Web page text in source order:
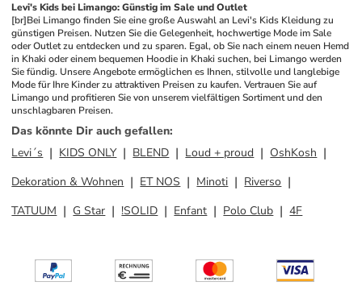
Levi's Kids bei Limango: Günstig im Sale und Outlet
[br]Bei Limango finden Sie eine große Auswahl an Levi's Kids Kleidung zu
günstigen Preisen. Nutzen Sie die Gelegenheit, hochwertige Mode im Sale
oder Outlet zu entdecken und zu sparen. Egal, ob Sie nach einem neuen Hemd
in Khaki oder einem bequemen Hoodie in Khaki suchen, bei Limango werden
Sie fündig. Unsere Angebote ermöglichen es Ihnen, stilvolle und langlebige
Mode für Ihre Kinder zu attraktiven Preisen zu kaufen. Vertrauen Sie auf
Limango und profitieren Sie von unserem vielfältigen Sortiment und den
unschlagbaren Preisen.
Das könnte Dir auch gefallen:
Levi´s
KIDS ONLY BLEND Loud + proud
OshKosh
Dekoration & Wohnen
ET NOS Minoti
Riverso
TATUUM
G Star !SOLID Enfant Polo Club 4F